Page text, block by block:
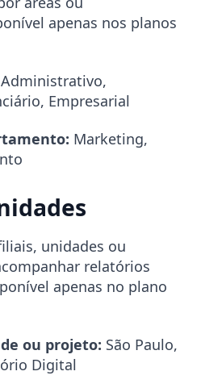
apenas nos planos
Administrativo,
Empresarial
Marketing,
unidades ou
relatórios
apenas no plano
ou projeto: São Paulo,
Digital